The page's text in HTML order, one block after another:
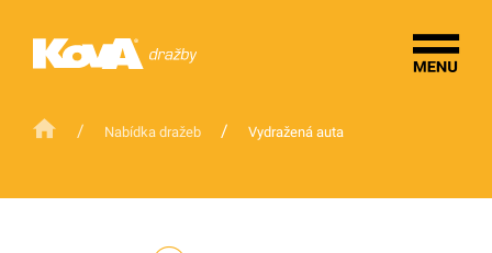
/ Nabídka dražeb / Vydražená auta